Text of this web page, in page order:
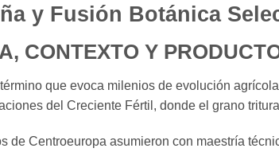
y Fusión Botánica
CONTEXTO Y
que evoca milenios de evolución
del Creciente Fértil, donde el grano
de Centroeuropa asumieron con maestría